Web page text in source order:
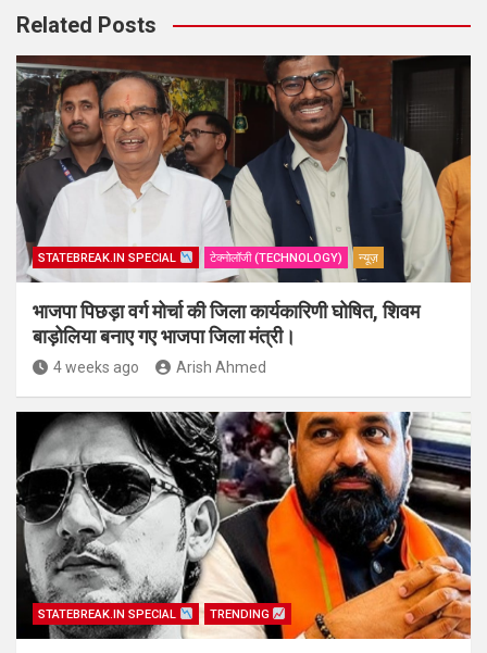
Related Posts
STATEBREAK.IN SPECIAL टेक्नोलॉजी (TECHNOLOGY) न्यूज़
भाजपा पिछड़ा वर्ग मोर्चा की जिला कार्यकारिणी घोषित, शिवम
बाड़ोलिया बनाए गए भाजपा जिला मंत्री।
4 weeks ago Arish Ahmed
STATEBREAK.IN SPECIAL TRENDING